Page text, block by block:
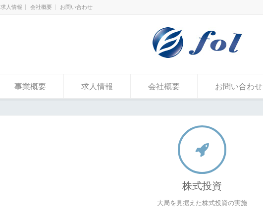
求人情報 会社概要 お問い合わせ
事業概要 求人情報 会社概要 お問い合わせ
株式投資
大局を見据えた株式投資の実施